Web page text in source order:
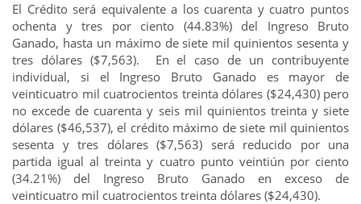
El Crédito será equivalente a los cuarenta y cuatro puntos
ochenta y tres por ciento (44.83%) del Ingreso Bruto
Ganado, hasta un máximo de siete mil quinientos sesenta y
tres dólares ($7,563). En el caso de un contribuyente
individual, si el Ingreso Bruto Ganado es mayor de
veinticuatro mil cuatrocientos treinta dólares ($24,430) pero
no excede de cuarenta y seis mil quinientos treinta y siete
dólares ($46,537), el crédito máximo de siete mil quinientos
sesenta y tres dólares ($7,563) será reducido por una
partida igual al treinta y cuatro punto veintiún por ciento
(34.21%) del Ingreso Bruto Ganado en exceso de
veinticuatro mil cuatrocientos treinta dólares ($24,430).